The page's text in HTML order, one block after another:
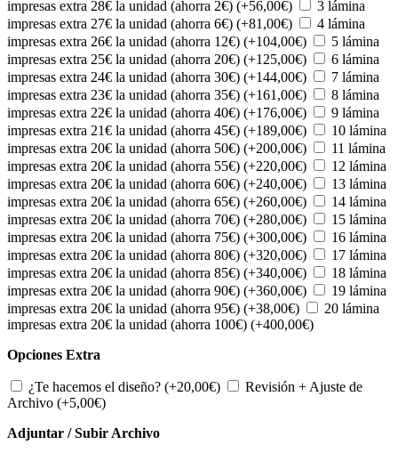
impresas extra 28€ la unidad (ahorra 2€) (+56,00€)
3 lámina
impresas extra 27€ la unidad (ahorra 6€) (+81,00€)
4 lámina
impresas extra 26€ la unidad (ahorra 12€) (+104,00€)
5 lámina
impresas extra 25€ la unidad (ahorra 20€) (+125,00€)
6 lámina
impresas extra 24€ la unidad (ahorra 30€) (+144,00€)
7 lámina
impresas extra 23€ la unidad (ahorra 35€) (+161,00€)
8 lámina
impresas extra 22€ la unidad (ahorra 40€) (+176,00€)
9 lámina
impresas extra 21€ la unidad (ahorra 45€) (+189,00€)
10 lámina
impresas extra 20€ la unidad (ahorra 50€) (+200,00€)
11 lámina
impresas extra 20€ la unidad (ahorra 55€) (+220,00€)
12 lámina
impresas extra 20€ la unidad (ahorra 60€) (+240,00€)
13 lámina
impresas extra 20€ la unidad (ahorra 65€) (+260,00€)
14 lámina
impresas extra 20€ la unidad (ahorra 70€) (+280,00€)
15 lámina
impresas extra 20€ la unidad (ahorra 75€) (+300,00€)
16 lámina
impresas extra 20€ la unidad (ahorra 80€) (+320,00€)
17 lámina
impresas extra 20€ la unidad (ahorra 85€) (+340,00€)
18 lámina
impresas extra 20€ la unidad (ahorra 90€) (+360,00€)
19 lámina
impresas extra 20€ la unidad (ahorra 95€) (+38,00€)
20 lámina
impresas extra 20€ la unidad (ahorra 100€) (+400,00€)
Opciones Extra
¿Te hacemos el diseño? (+20,00€)
Revisión + Ajuste de
Archivo (+5,00€)
Adjuntar / Subir Archivo